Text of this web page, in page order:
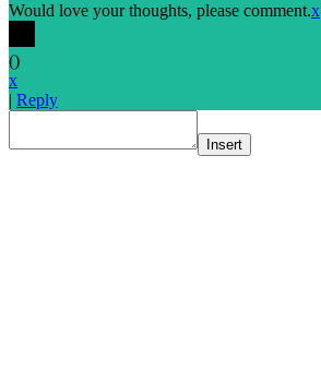
Would love your thoughts, please comment.x
()
x
| Reply
Insert